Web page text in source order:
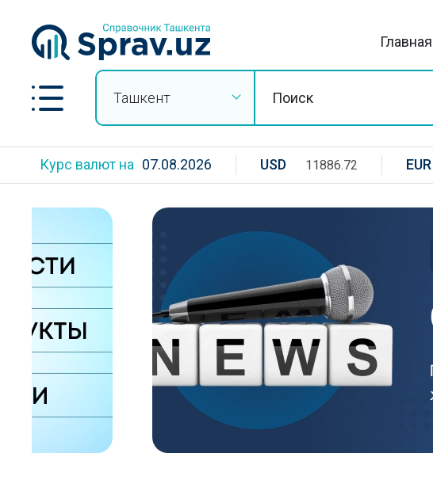
Главная
Ташкент
Курс валют на 07.08.2026 USD 11886.72 EUR